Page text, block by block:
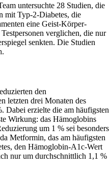
untersuchte 28 Studien, die
mit Typ-2-Diabetes, die
eine Geist-Körper-
verglichen, die nur
senkten. Die Studien
den
letzten drei Monaten des
Dabei erzielte die am häufigsten
Wirkung: das Hämoglobins
um 1 % sei besonders
Metformin, das am häufigsten
den Hämoglobin-A1c-Wert
nur um durchschnittlich 1,1 %